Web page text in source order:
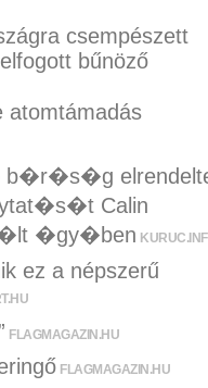
csempészett
bűnöző
atomtámadás
b�r�s�g
Calin
�gy�ben
ez a népszerű
FLAGMAGAZIN.HU
FLAGMAGAZIN.HU